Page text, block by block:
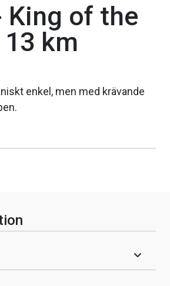
King of the
13 km
enkel, men med krävande